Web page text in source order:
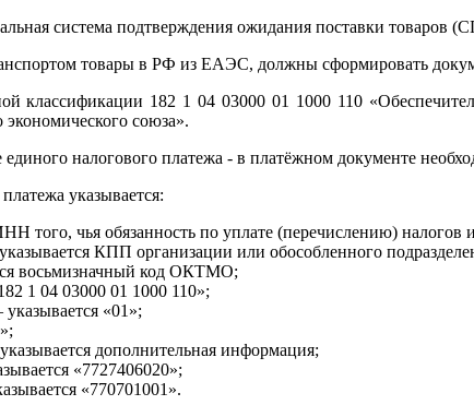
система подтверждения ожидания поставки товаров
товары в РФ из ЕАЭС, должны сформировать
классификации 182 1 04 03000 01 1000 110
экономического союза».
единого налогового платежа - в платёжном документе
указывается:
того, чья обязанность по уплате (перечислению) налогов
КПП организации или обособленного
восьмизначный код ОКТМО;
1 04 03000 01 1000 110»;
«01»;
дополнительная информация;
«7727406020»;
«770701001».